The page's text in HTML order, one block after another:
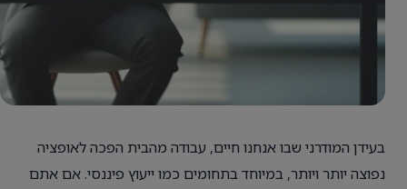
בעידן המודרני שבו אנחנו חיים, עבודה מהבית הפכה לאופציה
נפוצה יותר ויותר, במיוחד בתחומים כמו ייעוץ פיננסי. אם אתם